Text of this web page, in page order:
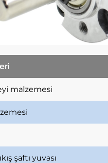
malzemesi
şaftı yuvası